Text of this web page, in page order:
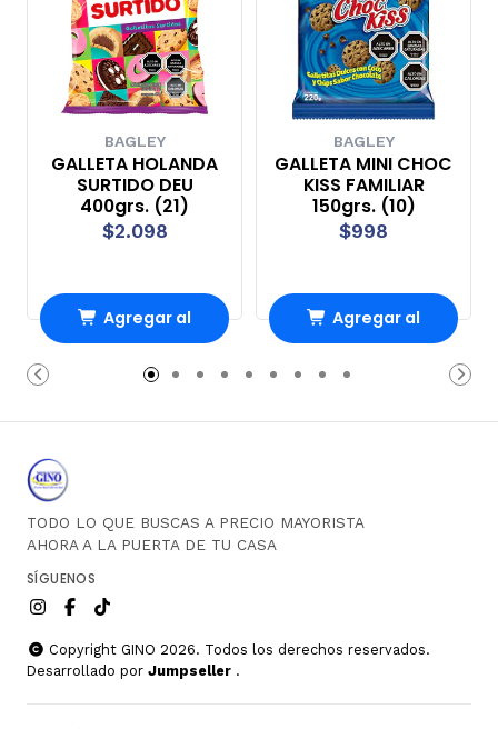
BAGLEY
GALLETA HOLANDA
SURTIDO DEU
400grs. (21)
$2.098
Agregar al
carrito
BAGLEY
GALLETA MINI CHOC
KISS FAMILIAR
150grs. (10)
$998
Agregar al
carrito
TODO LO QUE BUSCAS A PRECIO MAYORISTA
AHORA A LA PUERTA DE TU CASA
SÍGUENOS
Copyright GINO 2026. Todos los derechos reservados.
Desarrollado por Jumpseller .